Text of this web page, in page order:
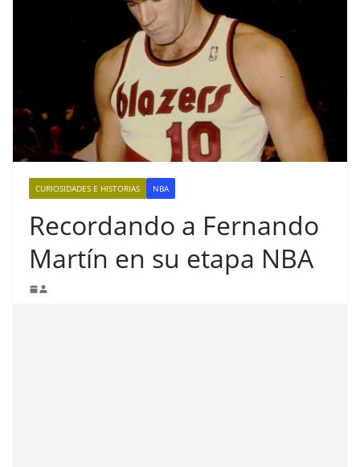
CURIOSIDADES E HISTORIAS NBA
Recordando a Fernando
Martín en su etapa NBA